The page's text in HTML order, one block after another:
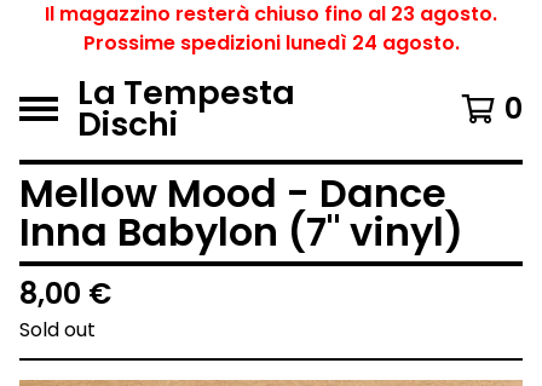
Il magazzino resterà chiuso fino al 23 agosto.
Prossime spedizioni lunedì 24 agosto.
La Tempesta
Dischi 0
Mellow Mood - Dance
Inna Babylon (7" vinyl)
8,00 €
Sold out